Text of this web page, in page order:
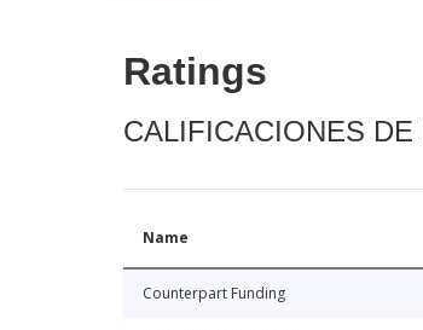
Ratings
CALIFICACIONES DE
Name
Counterpart Funding